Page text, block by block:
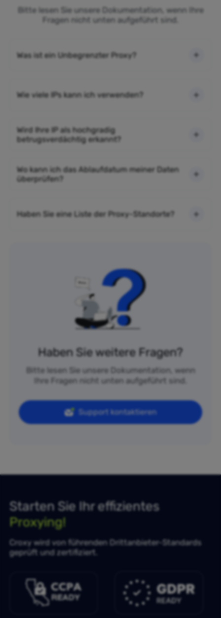
Bitte lesen Sie unsere Dokumentation, wenn Ihre
Fragen nicht unten aufgeführt sind.
Was ist ein Unbegrenzter Proxy?
Wie viele IPs kann ich verwenden?
Wird Ihre IP als hochgradig
betrugsverdächtig erkannt?
Wo kann ich das Ablaufdatum meiner Daten
überprüfen?
Haben Sie eine Liste der Proxy-Standorte?
Haben Sie weitere Fragen?
Bitte lesen Sie unsere Dokumentation, wenn
Ihre Fragen nicht unten aufgeführt sind.
Support kontaktieren
Starten Sie Ihr effizientes
Proxying!
Croxy wird von führenden Drittanbieter-Standards
geprüft und zertifiziert.